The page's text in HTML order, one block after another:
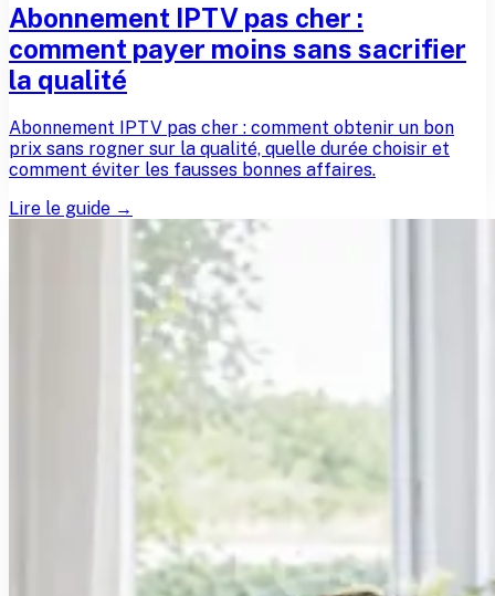
Abonnement IPTV pas cher :
comment payer moins sans sacrifier
la qualité
Abonnement IPTV pas cher : comment obtenir un bon
prix sans rogner sur la qualité, quelle durée choisir et
comment éviter les fausses bonnes affaires.
Lire le guide →